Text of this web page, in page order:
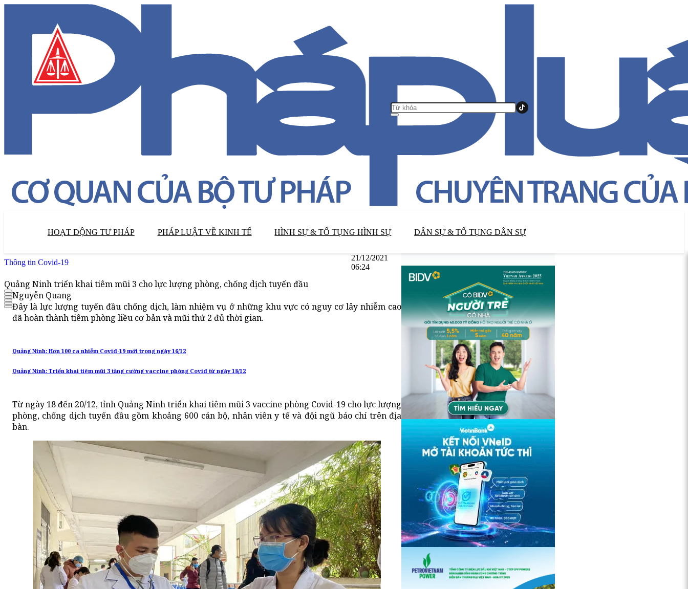
HOẠT ĐỘNG TƯ PHÁP PHÁP LUẬT VỀ KINH TẾ HÌNH SỰ & TỐ TỤNG HÌNH SỰ DÂN SỰ & TỐ TỤNG DÂN SỰ
Thông tin Covid-19
21/12/2021
06:24
Quảng Ninh triển khai tiêm mũi 3 cho lực lượng phòng, chống dịch tuyến đầu
Nguyễn Quang
Đây là lực lượng tuyến đầu chống dịch, làm nhiệm vụ ở những khu vực có nguy cơ lây nhiễm cao
đã hoàn thành tiêm phòng liều cơ bản và mũi thứ 2 đủ thời gian.
Quảng Ninh: Hơn 100 ca nhiễm Covid-19 mới trong ngày 16/12
Quảng Ninh: Triển khai tiêm mũi 3 tăng cường vaccine phòng Covid từ ngày 18/12
Từ ngày 18 đến 20/12, tỉnh Quảng Ninh triển khai tiêm mũi 3 vaccine phòng Covid-19 cho lực lượng
phòng, chống dịch tuyến đầu gồm khoảng 600 cán bộ, nhân viên y tế và đội ngũ báo chí trên địa
bàn.